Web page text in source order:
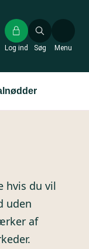
Søg
Log ind Menu
hvis du vil
uden
af